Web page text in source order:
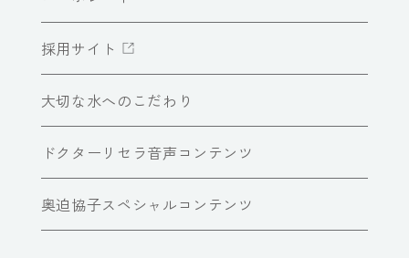
採用サイト
大切な水へのこだわり
ドクターリセラ音声コンテンツ
奥迫協子スペシャルコンテンツ